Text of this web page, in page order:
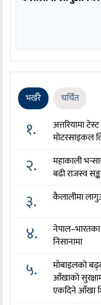
भर्खरै चर्चित
१.
अत्तरियामा
मोटरसाइकल
२.
महाकाली
बढी राजस्व
३. कैलालीमा
४.
निसानामा
५.
मोबाइलको
आँखाको
एकदिने आँखा